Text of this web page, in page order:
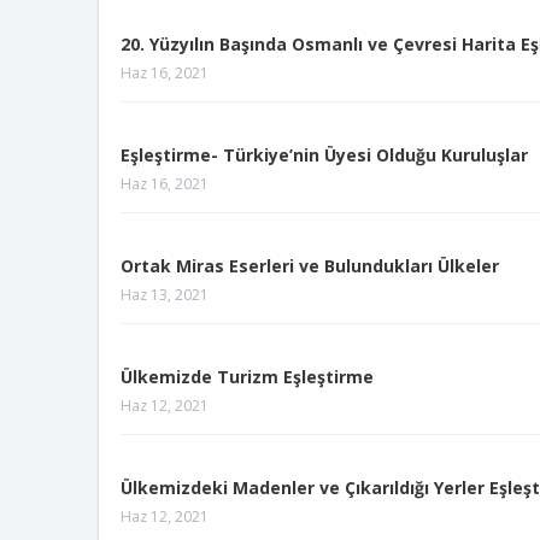
20. Yüzyılın Başında Osmanlı ve Çevresi Harita
Haz 16, 2021
Eşleştirme- Türkiye’nin Üyesi Olduğu Kuruluşlar
Haz 16, 2021
Ortak Miras Eserleri ve Bulundukları Ülkeler
Haz 13, 2021
Ülkemizde Turizm Eşleştirme
Haz 12, 2021
Ülkemizdeki Madenler ve Çıkarıldığı Yerler
Haz 12, 2021